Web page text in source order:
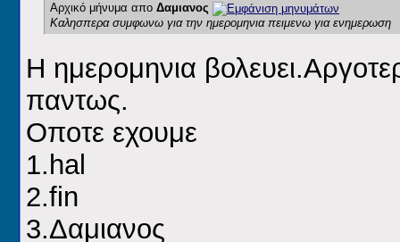
Αρχικό μήνυμα απο Δαμιανος
Καλησπερα συμφωνω για την ημερομηνια πειμενω για ενημερωση
Η ημερομηνια
παντως.
Οποτε εχουμε
1.hal
2.fin
3.Δαμιανος